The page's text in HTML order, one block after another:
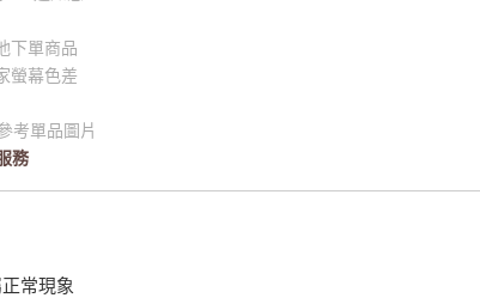
下單商品
螢幕色差
考單品圖片
務
常現象